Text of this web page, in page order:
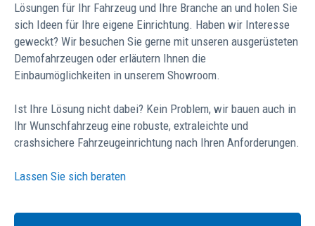
Lösungen für Ihr Fahrzeug und Ihre Branche an und holen Sie
sich Ideen für Ihre eigene Einrichtung. Haben wir Interesse
geweckt? Wir besuchen Sie gerne mit unseren ausgerüsteten
Demofahrzeugen oder erläutern Ihnen die
Einbaumöglichkeiten in unserem Showroom.
Ist Ihre Lösung nicht dabei? Kein Problem, wir bauen auch in
Ihr Wunschfahrzeug eine robuste, extraleichte und
crashsichere Fahrzeugeinrichtung nach Ihren Anforderungen.
Lassen Sie sich beraten